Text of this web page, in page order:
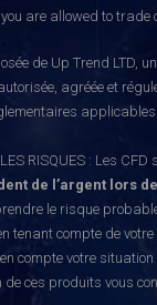
are allowed to
de Up Trend LTD,
agréée et
LES RISQUES : Les
de l’argent lors
le risque
tenant compte de
compte votre
ces produits vous